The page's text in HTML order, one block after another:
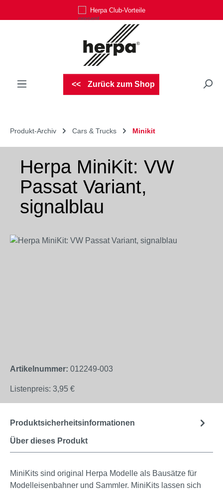
Zum Hauptinhalt springenHerpa Club-Vorteile
Zurück zum Shop
Produkt-Archiv Cars & Trucks Minikit
Herpa MiniKit: VW
Passat Variant,
signalblau
Bildergalerie überspringen
Artikelnummer: 012249-003
Listenpreis: 3,95 €
Über dieses Produkt
Produktsicherheitsinformationen
MiniKits sind original Herpa Modelle als Bausätze für
Modelleisenbahner und Sammler. MiniKits lassen sich